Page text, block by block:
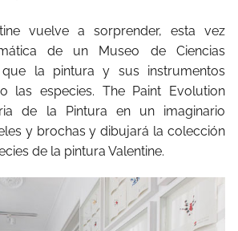
vuelve a sorprender, esta vez
de un Museo de Ciencias
la pintura y sus instrumentos
las especies. The Paint Evolution
de la Pintura en un imaginario
y brochas y dibujará la colección
de la pintura Valentine.